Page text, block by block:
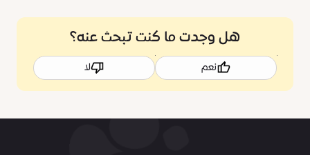
هل وجدت ما كنت تبحث عنه؟
نعم لا